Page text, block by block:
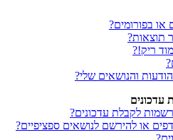
או בפורומים?
תוצאות?
ריק!?
והנושאים שלי?
עדכונים
לקבלת עדכונים?
או להירשם לנושאים ספציפיים?